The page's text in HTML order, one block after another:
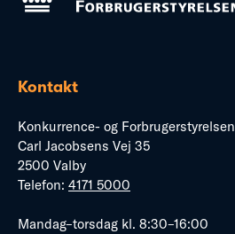
Kontakt
Konkurrence- og Forbrugerstyrelsen
Carl Jacobsens Vej 35
2500 Valby
Telefon: 4171 5000
Mandag–torsdag kl. 8:30–16:00